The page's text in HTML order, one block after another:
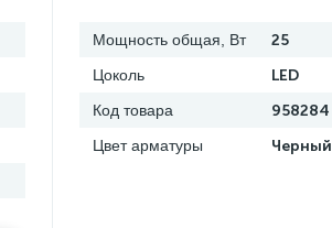
Мощность общая, Вт 25
Цоколь LED
Код товара 958284
Цвет арматуры Черный